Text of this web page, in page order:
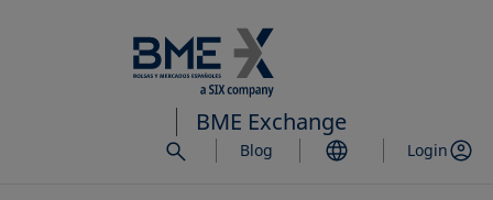
al
contenido
principal
BME Exchange
Blog Login